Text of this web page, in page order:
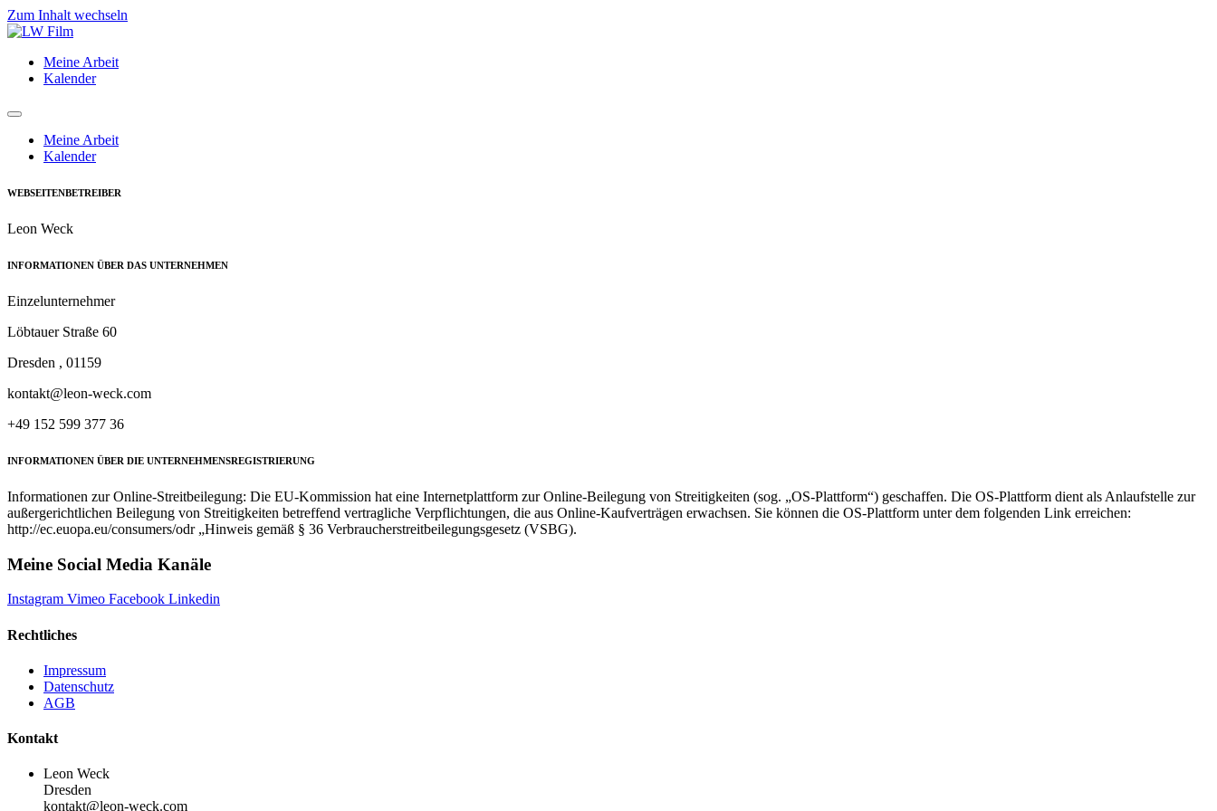
Zum Inhalt wechseln
Meine Arbeit
Kalender
Meine Arbeit
Kalender
WEBSEITENBETREIBER
Leon Weck
INFORMATIONEN ÜBER DAS UNTERNEHMEN
Einzelunternehmer
Löbtauer Straße 60
Dresden , 01159
kontakt@leon-weck.com
+49 152 599 377 36
INFORMATIONEN ÜBER DIE UNTERNEHMENSREGISTRIERUNG
Informationen zur Online-Streitbeilegung: Die EU-Kommission hat eine Internetplattform zur Online-Beilegung von Streitigkeiten (sog. „OS-Plattform“) geschaffen. Die OS-Plattform dient als Anlaufstelle zur
außergerichtlichen Beilegung von Streitigkeiten betreffend vertragliche Verpflichtungen, die aus Online-Kaufverträgen erwachsen. Sie können die OS-Plattform unter dem folgenden Link erreichen:
http://ec.euopa.eu/consumers/odr „Hinweis gemäß § 36 Verbraucherstreitbeilegungsgesetz (VSBG).
Meine Social Media Kanäle
Instagram Vimeo Facebook Linkedin
Rechtliches
Impressum
Datenschutz
AGB
Kontakt
Leon Weck
Dresden
kontakt@leon-weck.com